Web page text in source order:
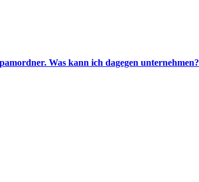
Was kann ich dagegen unternehmen?